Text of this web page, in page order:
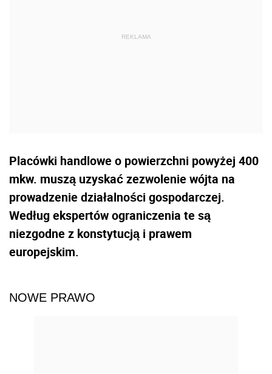
Placówki handlowe o powierzchni powyżej 400
mkw. muszą uzyskać zezwolenie wójta na
prowadzenie działalności gospodarczej.
Według ekspertów ograniczenia te są
niezgodne z konstytucją i prawem
europejskim.
NOWE PRAWO